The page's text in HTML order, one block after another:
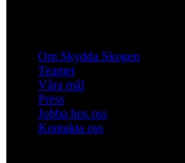
Om Skydda Skogen
Teamet
Våra mål
Press
Jobba hos oss
Kontakta oss